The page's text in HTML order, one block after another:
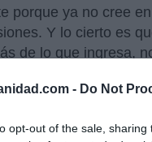
- Do Not
opt-out of the sale,
porque ya no cree
Y lo cierto es
de lo que ingresa,
hagan
una clase política
públicas, a su